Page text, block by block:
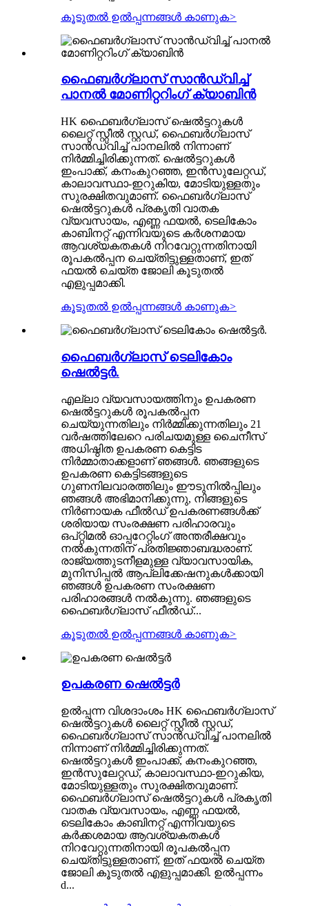
കൂടുതൽ ഉൽപ്പന്നങ്ങൾ കാണുക>
ഫൈബർഗ്ലാസ് സാൻഡ്വിച്ച്
പാനൽ മോണിറ്ററിംഗ് ക്യാബിൻ
HK ഫൈബർഗ്ലാസ് ഷെൽട്ടറുകൾ
ലൈറ്റ് സ്റ്റീൽ സ്റ്റഡ്, ഫൈബർഗ്ലാസ്
സാൻഡ്‌വിച്ച് പാനലിൽ നിന്നാണ്
നിർമ്മിച്ചിരിക്കുന്നത്. ഷെൽട്ടറുകൾ
ഇംപാക്ക്, കനംകുറഞ്ഞ, ഇൻസുലേറ്റഡ്,
കാലാവസ്ഥാ-ഇറുകിയ, മോടിയുള്ളതും
സുരക്ഷിതവുമാണ്. ഫൈബർഗ്ലാസ്
ഷെൽട്ടറുകൾ പ്രകൃതി വാതക
വ്യവസായം, എണ്ണ ഫയൽ, ടെലികോം
കാബിനറ്റ് എന്നിവയുടെ കർശനമായ
ആവശ്യകതകൾ നിറവേറ്റുന്നതിനായി
രൂപകൽപ്പന ചെയ്തിട്ടുള്ളതാണ്, ഇത്
ഫയൽ ചെയ്ത ജോലി കൂടുതൽ
എളുപ്പമാക്കി.
കൂടുതൽ ഉൽപ്പന്നങ്ങൾ കാണുക>
ഫൈബർഗ്ലാസ് ടെലികോം
ഷെൽട്ടർ.
എല്ലാ വ്യവസായത്തിനും ഉപകരണ
ഷെൽട്ടറുകൾ രൂപകൽപ്പന
ചെയ്യുന്നതിലും നിർമ്മിക്കുന്നതിലും 21
വർഷത്തിലേറെ പരിചയമുള്ള ചൈനീസ്
അധിഷ്ഠിത ഉപകരണ കെട്ടിട
നിർമ്മാതാക്കളാണ് ഞങ്ങൾ. ഞങ്ങളുടെ
ഉപകരണ കെട്ടിടങ്ങളുടെ
ഗുണനിലവാരത്തിലും ഈടുനിൽപ്പിലും
ഞങ്ങൾ അഭിമാനിക്കുന്നു, നിങ്ങളുടെ
നിർണായക ഫീൽഡ് ഉപകരണങ്ങൾക്ക്
ശരിയായ സംരക്ഷണ പരിഹാരവും
ഒപ്റ്റിമൽ ഓപ്പറേറ്റിംഗ് അന്തരീക്ഷവും
നൽകുന്നതിന് പ്രതിജ്ഞാബദ്ധരാണ്.
രാജ്യത്തുടനീളമുള്ള വ്യാവസായിക,
മുനിസിപ്പൽ ആപ്ലിക്കേഷനുകൾക്കായി
ഞങ്ങൾ ഉപകരണ സംരക്ഷണ
പരിഹാരങ്ങൾ നൽകുന്നു. ഞങ്ങളുടെ
ഫൈബർഗ്ലാസ് ഫീൽഡ്...
കൂടുതൽ ഉൽപ്പന്നങ്ങൾ കാണുക>
ഉപകരണ ഷെൽട്ടർ
ഉൽപ്പന്ന വിശദാംശം HK ഫൈബർഗ്ലാസ്
ഷെൽട്ടറുകൾ ലൈറ്റ് സ്റ്റീൽ സ്റ്റഡ്,
ഫൈബർഗ്ലാസ് സാൻഡ്വിച്ച് പാനലിൽ
നിന്നാണ് നിർമ്മിച്ചിരിക്കുന്നത്.
ഷെൽട്ടറുകൾ ഇംപാക്ക്, കനംകുറഞ്ഞ,
ഇൻസുലേറ്റഡ്, കാലാവസ്ഥാ-ഇറുകിയ,
മോടിയുള്ളതും സുരക്ഷിതവുമാണ്.
ഫൈബർഗ്ലാസ് ഷെൽട്ടറുകൾ പ്രകൃതി
വാതക വ്യവസായം, എണ്ണ ഫയൽ,
ടെലികോം കാബിനറ്റ് എന്നിവയുടെ
കർക്കശമായ ആവശ്യകതകൾ
നിറവേറ്റുന്നതിനായി രൂപകൽപ്പന
ചെയ്തിട്ടുള്ളതാണ്, ഇത് ഫയൽ ചെയ്ത
ജോലി കൂടുതൽ എളുപ്പമാക്കി. ഉൽപ്പന്നം
d...